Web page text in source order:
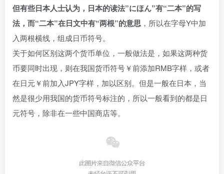
但有些日本人士认为，日本的读法”にほん”有“二本”的写
法，而“二本”在日文中有“两根”的意思 ，所以在字母Y中加
入两根横线，组成日币符号。
关于如何区别这两个货币单位，一般做法是，如果这两种货
币要同时出现，则在我国货币符号￥前添加RMB字样，或者
在日元￥前加入JPY字样，加以区别。但是一般在日本，当
然是很少用我国的货币符号标注的，所以一般看到的都是日
元符号，除非在一些中国商店等。